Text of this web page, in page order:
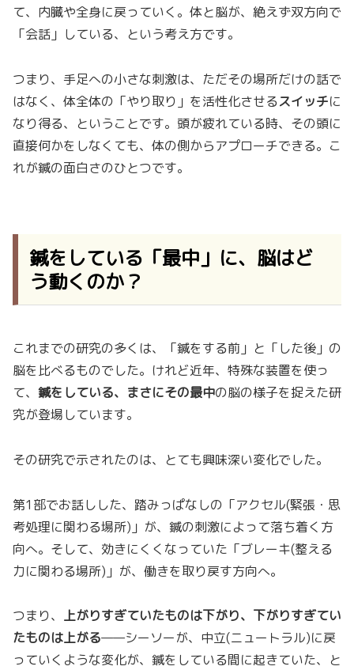
て、内臓や全身に戻っていく。体と脳が、絶えず双方向で
「会話」している、という考え方です。
つまり、手足への小さな刺激は、ただその場所だけの話で
はなく、体全体の「やり取り」を活性化させるスイッチに
なり得る、ということです。頭が疲れている時、その頭に
直接何かをしなくても、体の側からアプローチできる。こ
れが鍼の面白さのひとつです。
鍼をしている「最中」に、脳はど
う動くのか？
これまでの研究の多くは、「鍼をする前」と「した後」の
脳を比べるものでした。けれど近年、特殊な装置を使っ
て、 鍼をしている、まさにその最中の脳の様子を捉えた研
究が登場しています。
その研究で示されたのは、とても興味深い変化でした。
第1部でお話しした、踏みっぱなしの「アクセル(緊張・思
考処理に関わる場所)」が、鍼の刺激によって落ち着く方
向へ。そして、効きにくくなっていた「ブレーキ(整える
力に関わる場所)」が、働きを取り戻す方向へ。
つまり、 上がりすぎていたものは下がり、下がりすぎてい
たものは上がる——シーソーが、中立(ニュートラル)に戻
っていくような変化が、鍼をしている間に起きていた、と